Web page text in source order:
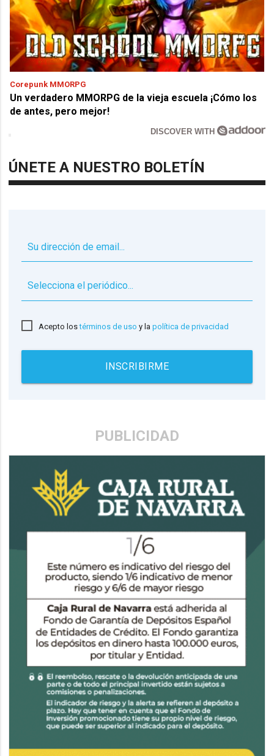
Corepunk MMORPG
Un verdadero MMORPG de la vieja escuela ¡Cómo los
de antes, pero mejor!
DISCOVER WITH
ÚNETE A NUESTRO BOLETÍN
Acepto lostérminos de uso y lapolítica de privacidad
INSCRIBIRME
PUBLICIDAD